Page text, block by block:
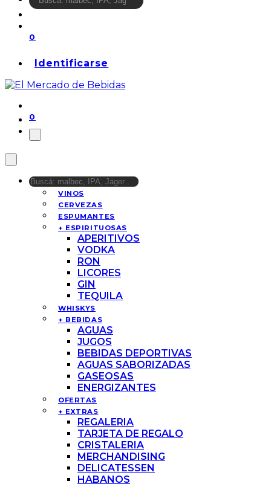
0
Identificarse
0
VINOS
CERVEZAS
ESPUMANTES
+ ESPIRITUOSAS
APERITIVOS
VODKA
RON
LICORES
GIN
TEQUILA
WHISKYS
+ BEBIDAS
AGUAS
JUGOS
BEBIDAS DEPORTIVAS
AGUAS SABORIZADAS
GASEOSAS
ENERGIZANTES
OFERTAS
+ EXTRAS
REGALERIA
TARJETA DE REGALO
CRISTALERIA
MERCHANDISING
DELICATESSEN
HABANOS